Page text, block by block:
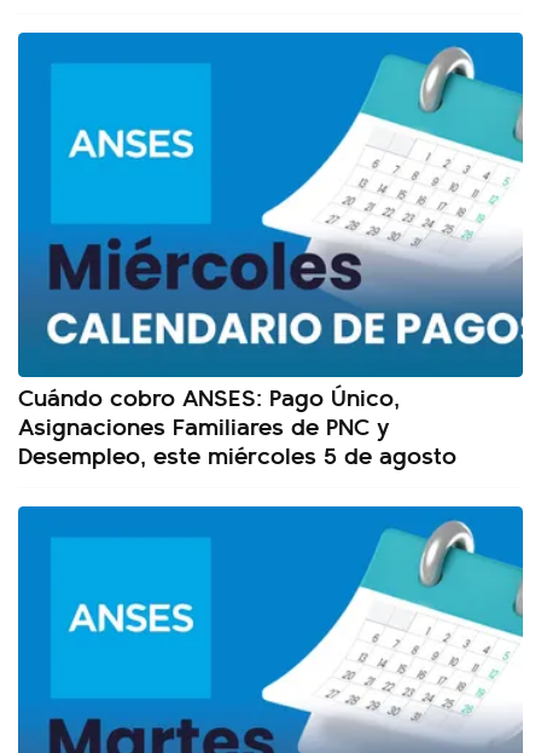
Cuándo cobro ANSES: Pago Único,
Asignaciones Familiares de PNC y
Desempleo, este miércoles 5 de agosto